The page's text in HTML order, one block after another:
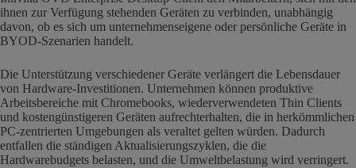
ihnen zur Verfügung stehenden Geräten zu verbinden, unabhängig
davon, ob es sich um unternehmenseigene oder persönliche Geräte in
BYOD-Szenarien handelt.
Die Unterstützung verschiedener Geräte verlängert die Lebensdauer
von Hardware-Investitionen. Unternehmen können produktive
Arbeitsbereiche mit Chromebooks, wiederverwendeten Thin Clients
und kostengünstigeren Geräten aufrechterhalten, die in herkömmlichen
PC-zentrierten Umgebungen als veraltet gelten würden. Dadurch
entfallen die ständigen Aktualisierungszyklen, die die
Hardwarebudgets belasten, und die Umweltbelastung wird verringert.